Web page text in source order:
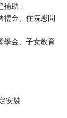
助﹞
金、住院慰問
金、子女教育
安裝